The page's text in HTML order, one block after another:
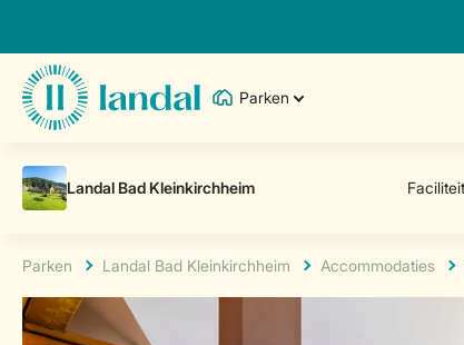
Parken
Parken Landal Bad Kleinkirchheim Accommodaties